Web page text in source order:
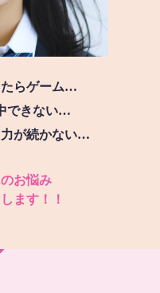
たらゲーム…
できない…
力が続かない…
お悩み
ます！！